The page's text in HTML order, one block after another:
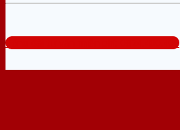
Tổng đài tư vấn miễn phí: 0824.400.400